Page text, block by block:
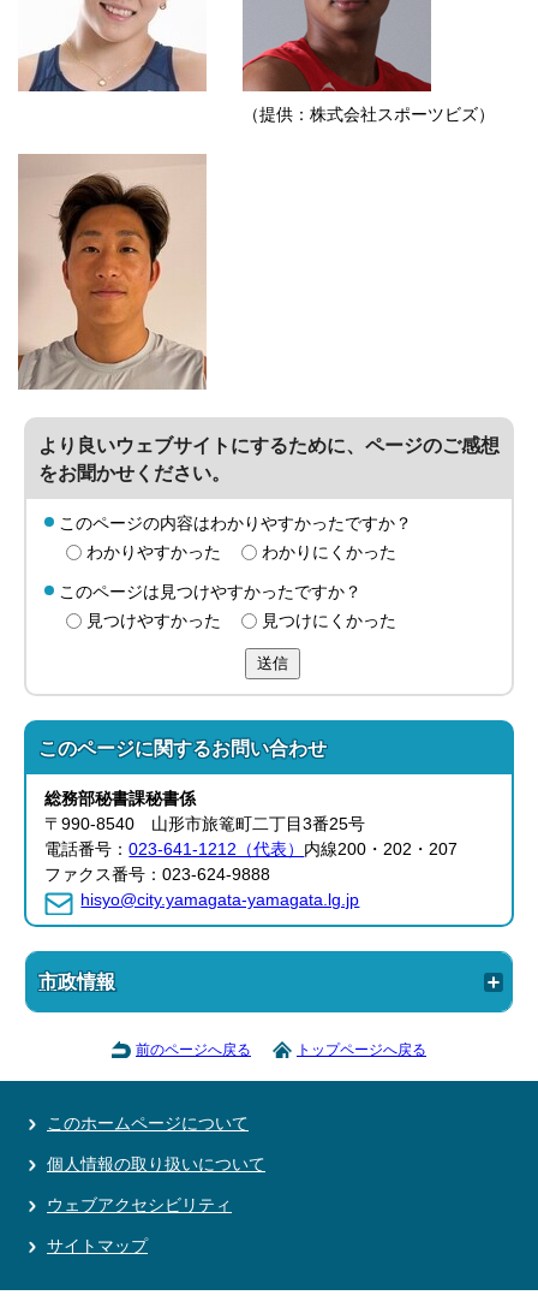
（提供：株式会社スポーツビズ）
より良いウェブサイトにするために、ページのご感想
をお聞かせください。
このページの内容はわかりやすかったですか？
わかりやすかった
わかりにくかった
このページは見つけやすかったですか？
見つけやすかった
見つけにくかった
送信
このページに関するお問い合わせ
総務部秘書課秘書係
〒990-8540 山形市旅篭町二丁目3番25号
電話番号：023-641-1212（代表） 内線200・202・207
ファクス番号：023-624-9888
hisyo@city.yamagata-yamagata.lg.jp
市政情報
前のページへ戻る トップページへ戻る
このホームページについて
個人情報の取り扱いについて
ウェブアクセシビリティ
サイトマップ